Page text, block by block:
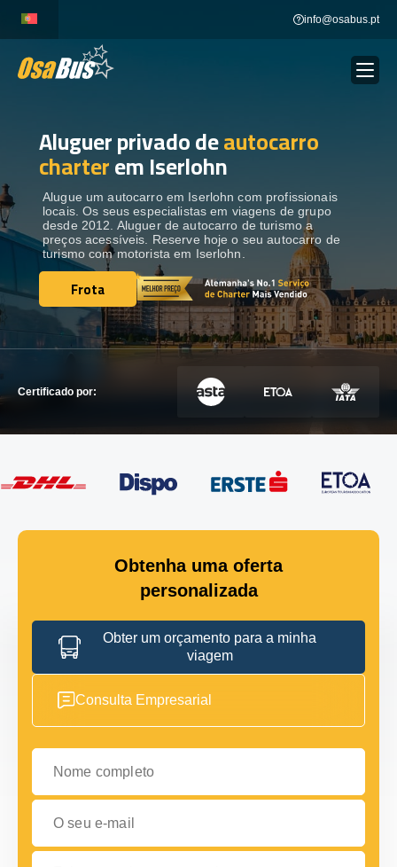
content
info@osabus.pt
ALUGUER DE AUTOCARROS
DESTINOS
FROTA
ENTRE EM CONTACTO
ENTRE EM CONTACTO
Aluguer privado deautocarro
charterem Iserlohn
Alugue um autocarro em Iserlohn com profissionais
locais. Os seus especialistas em viagens de grupo
desde 2012. Aluguer de autocarro de turismo a
preços acessíveis. Reserve hoje o seu autocarro de
turismo com motorista em Iserlohn.
Frota
Frota
Certificado por:
Obtenha uma oferta
personalizada
Obter um orçamento para a minha
viagem
Consulta Empresarial
Nome completo
O seu e-mail
Fale-nos sobre os seus planos